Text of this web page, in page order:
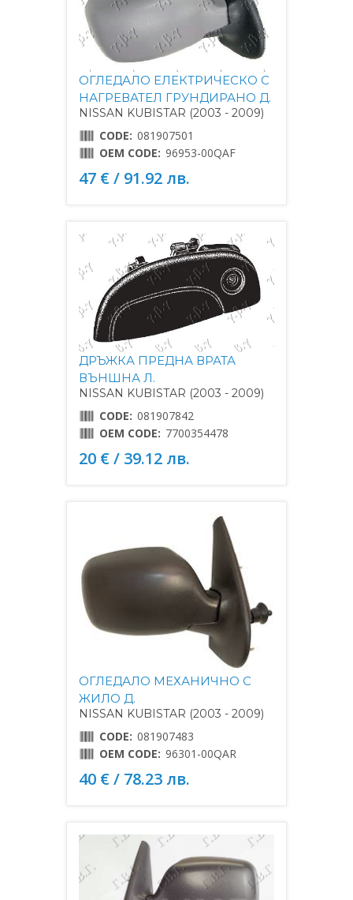
ОГЛЕДАЛО ЕЛЕКТРИЧЕСКО С
НАГРЕВАТЕЛ ГРУНДИРАНО Д.
NISSAN KUBISTAR (2003 - 2009)
CODE: 081907501
OEM CODE: 96953-00QAF
47 € / 91.92 лв.
ДРЪЖКА ПРЕДНА ВРАТА
ВЪНШНА Л.
NISSAN KUBISTAR (2003 - 2009)
CODE: 081907842
OEM CODE: 7700354478
20 € / 39.12 лв.
ОГЛЕДАЛО МЕХАНИЧНО С
ЖИЛО Д.
NISSAN KUBISTAR (2003 - 2009)
CODE: 081907483
OEM CODE: 96301-00QAR
40 € / 78.23 лв.